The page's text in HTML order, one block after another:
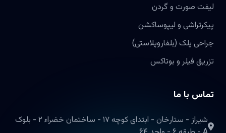
لیفت صورت و گردن
پیکرتراشی و لیپوساکشن
جراحی پلک (بلفاروپلاستی)
تزریق فیلر و بوتاکس
تماس با ما
شیراز - ستارخان - ابتدای کوچه ۱۷ - ساختمان خضراء ۲ - بلوک